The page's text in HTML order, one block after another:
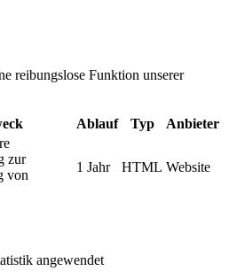
reibungslose Funktion unserer
Ablauf Typ Anbieter
zur
von
1 Jahr HTML Website
angewendet